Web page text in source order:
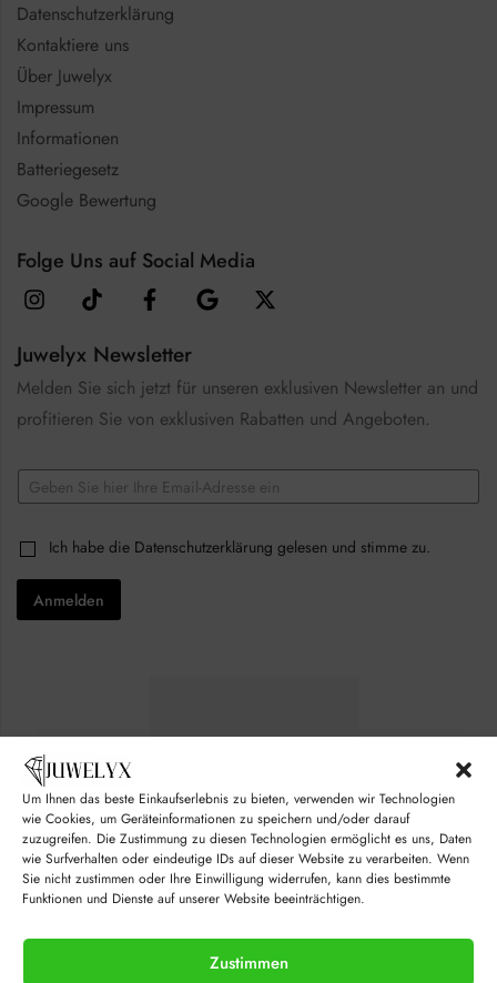
Um Ihnen das beste Einkaufserlebnis zu bieten, verwenden wir Technologien
wie Cookies, um Geräteinformationen zu speichern und/oder darauf
zuzugreifen. Die Zustimmung zu diesen Technologien ermöglicht es uns, Daten
wie Surfverhalten oder eindeutige IDs auf dieser Website zu verarbeiten. Wenn
Sie nicht zustimmen oder Ihre Einwilligung widerrufen, kann dies bestimmte
Funktionen und Dienste auf unserer Website beeinträchtigen.
Zustimmen
Datenschutzerklärung
Kontaktiere uns
Über Juwelyx
Impressum
Informationen
Batteriegesetz
Google Bewertung
Folge Uns auf Social Media
Juwelyx Newsletter
Melden Sie sich jetzt für unseren exklusiven Newsletter an und
profitieren Sie von exklusiven Rabatten und Angeboten.
E
m
lE
a
l
b
e
s
C
h
e
k
*
Ich habe die Datenschutzerklärung gelesen und stimme zu.
Anmelden